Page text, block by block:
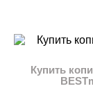
Купить